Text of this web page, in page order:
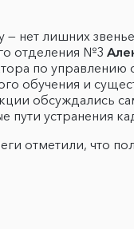
— нет лишних
отделения №3
по
обучения и
обсуждались
пути устранения
отметили,